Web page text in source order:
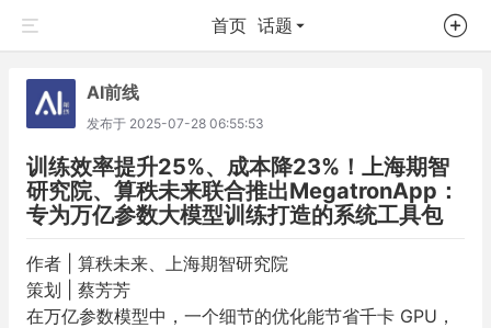
首页 话题
AI前线
发布于 2025-07-28 06:55:53
训练效率提升25%、成本降23%！上海期智
研究院、算秩未来联合推出MegatronApp：
专为万亿参数大模型训练打造的系统工具包
作者 | 算秩未来、上海期智研究院
策划 | 蔡芳芳
在万亿参数模型中，一个细节的优化能节省千卡 GPU，